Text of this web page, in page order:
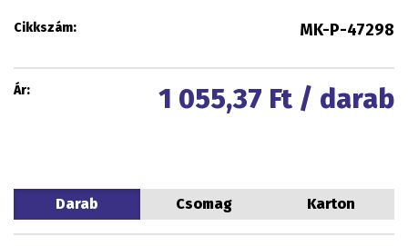
Cikkszám: MK-P-47298
Ár: 1 055,37 Ft / darab
Darab Csomag Karton